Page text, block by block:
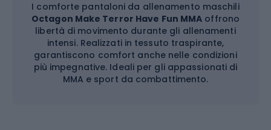
I comforte pantaloni da allenamento maschili
Octagon Make Terror Have Fun MMA offrono
libertà di movimento durante gli allenamenti
intensi. Realizzati in tessuto traspirante,
garantiscono comfort anche nelle condizioni
più impegnative. Ideali per gli appassionati di
MMA e sport da combattimento.